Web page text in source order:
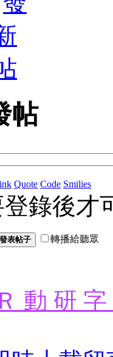
帖
Quote Code Smilies
登錄後才
發表帖子 轉播給聽眾
動 研